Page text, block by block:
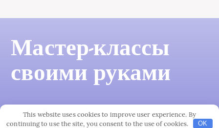
Мастер-классы
своими руками
This website uses cookies to improve user experience. By
continuing to use the site, you consent to the use of cookies.
OK